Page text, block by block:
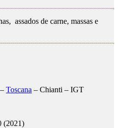
assados de carne, massas e
– Toscana – Chianti – IGT
(2021)